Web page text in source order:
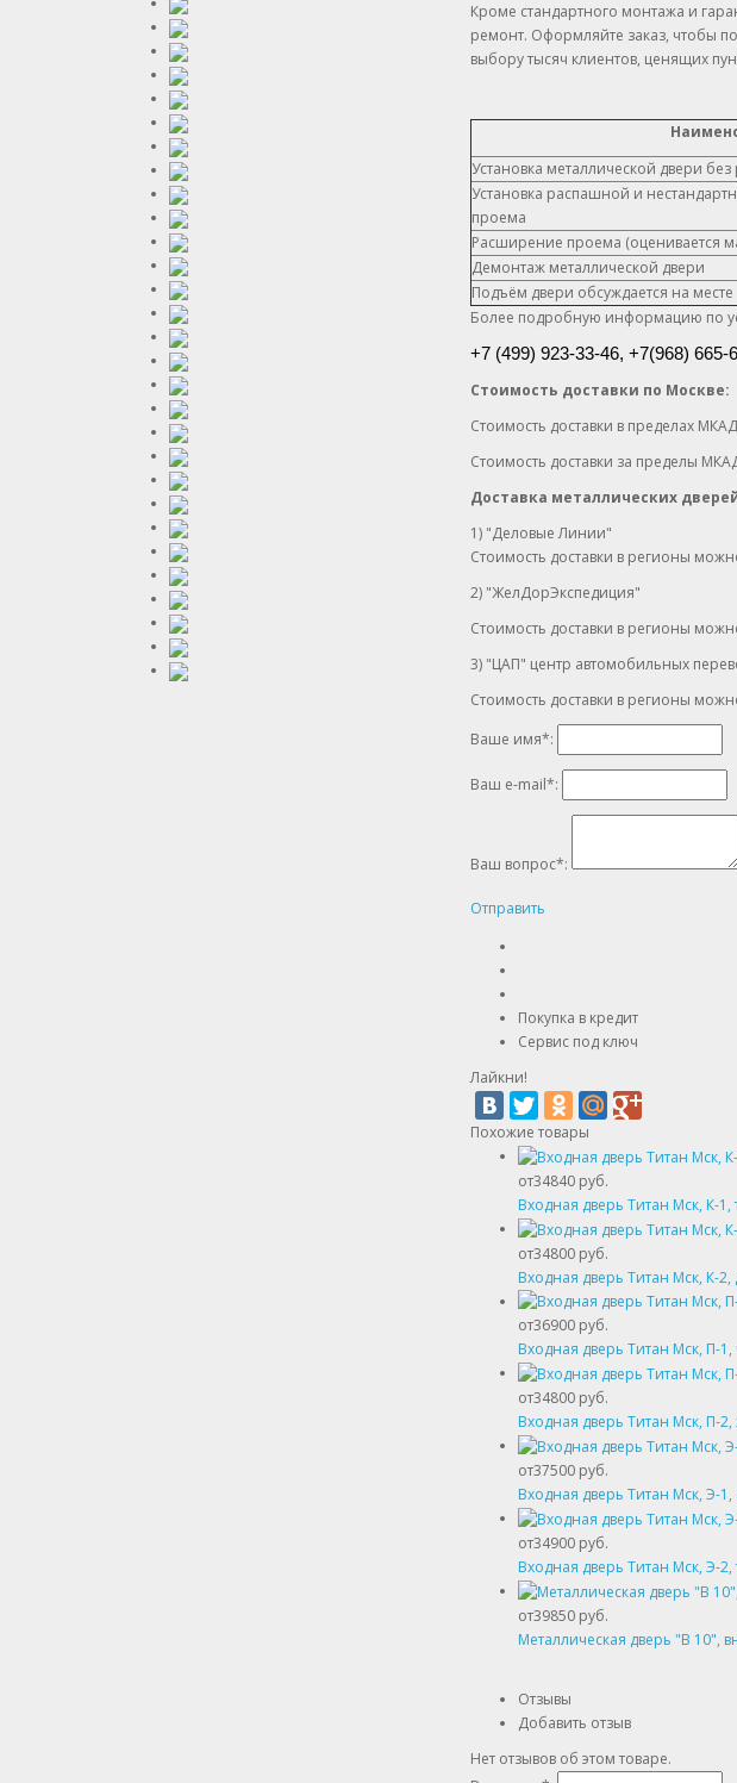
Кроме стандартного монтажа и
ремонт. Оформляйте заказ, чтобы
выбору тысяч клиентов, ценящих
Установка металлической двери
Установка распашной и
проема
Расширение проема (оценивается
Демонтаж металлической двери
Подъём двери обсуждается на месте
Более подробную информацию по
+7 (499) 923-33-46, +7(968) 665-
Стоимость доставки по Москве:
Стоимость доставки в пределах
Стоимость доставки за пределы
Доставка металлических
1) "Деловые Линии"
Стоимость доставки в регионы
2) "ЖелДорЭкспедиция"
Стоимость доставки в регионы
3) "ЦАП" центр автомобильных
Стоимость доставки в регионы
Ваше имя*:
Ваш e-mail*:
Ваш вопрос*:
Отправить
Покупка в кредит
Сервис под ключ
Лайкни!
Похожие товары
от34840 руб.
Входная дверь Титан Мск, К-1,
от34800 руб.
Входная дверь Титан Мск, К-
от36900 руб.
Входная дверь Титан Мск, П-
от34800 руб.
Входная дверь Титан Мск, П-
от37500 руб.
Входная дверь Титан Мск, Э-
от34900 руб.
Входная дверь Титан Мск, Э-2,
от39850 руб.
Металлическая дверь "В 10",
Отзывы
Добавить отзыв
Нет отзывов об этом товаре.